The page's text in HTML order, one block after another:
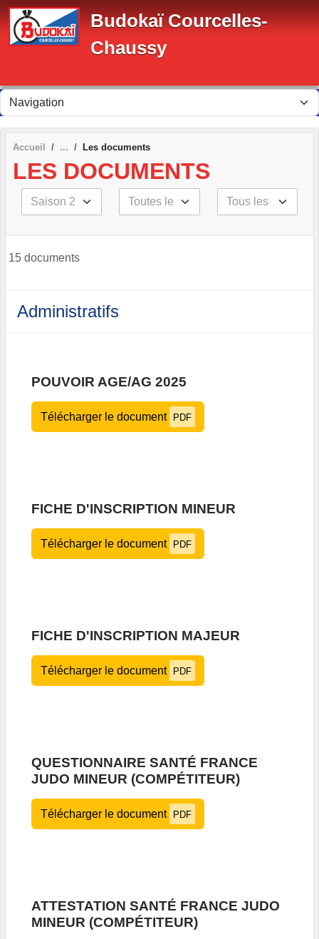
Budokaï Courcelles-
Chaussy
Accueil Les documents
LES DOCUMENTS
15 documents
Administratifs
POUVOIR AGE/AG 2025
Télécharger le document PDF
FICHE D'INSCRIPTION MINEUR
Télécharger le document PDF
FICHE D'INSCRIPTION MAJEUR
Télécharger le document PDF
QUESTIONNAIRE SANTÉ FRANCE
JUDO MINEUR (COMPÉTITEUR)
Télécharger le document PDF
ATTESTATION SANTÉ FRANCE JUDO
MINEUR (COMPÉTITEUR)
Panneau de gestion des cookies